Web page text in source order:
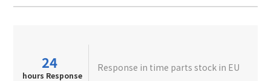
24
hours Response
Response in time parts stock in EU